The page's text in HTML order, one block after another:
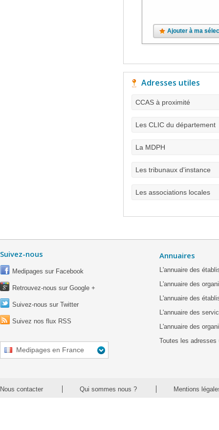
Ajouter à ma
Adresses utiles
CCAS à proximité
Les CLIC du département
La MDPH
Les tribunaux d'instance
Les associations locales
Suivez-nous
Medipages sur Facebook
Retrouvez-nous sur Google +
Suivez-nous sur Twitter
Suivez nos flux RSS
Medipages en France
Annuaires
L'annuaire des
L'annuaire des
L'annuaire des
L'annuaire des
L'annuaire des
Toutes les adresses
Nous contacter Qui sommes nous ? Mentions